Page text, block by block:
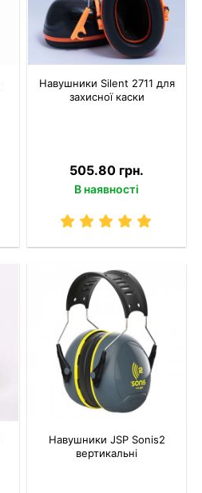
Навушники Silent 2711 для
захисної каски
505.80 грн.
В наявності
Навушники JSP Sonis2
вертикальні